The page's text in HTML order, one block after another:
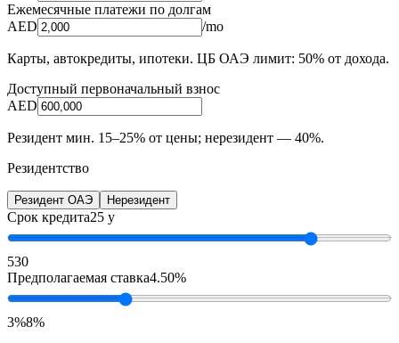
Ежемесячные платежи по долгам
AED
/mo
Карты, автокредиты, ипотеки. ЦБ ОАЭ лимит: 50% от дохода.
Доступный первоначальный взнос
AED
Резидент мин. 15–25% от цены; нерезидент — 40%.
Резидентство
Резидент ОАЭ Нерезидент
Срок кредита25 y
530
Предполагаемая ставка4.50%
3%8%